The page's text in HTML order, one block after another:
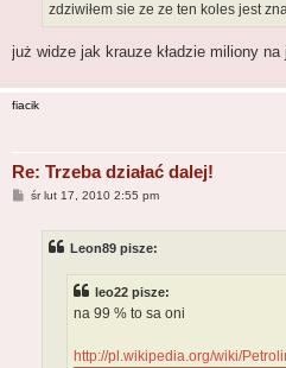
zdziwiłem sie ze ze ten koles jest
już widze jak krauze kładzie miliony
fiacik
Re: Trzeba działać dalej!
Pśr lut 17, 2010 2:55 pm
Leon89 pisze:
leo22 pisze:
na 99 % to sa oni
http://pl.wikipedia.org/wiki/